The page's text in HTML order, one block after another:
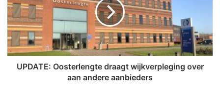
g
e
2
0
2
5
A
T
E
:
O
o
UPDATE: Oosterlengte draagt wijkverpleging over
aan andere aanbieders